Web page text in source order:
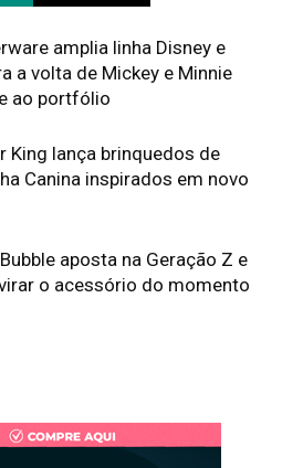
amplia linha Disney e
a volta de Mickey e Minnie
ao portfólio
King lança brinquedos de
Canina inspirados em novo
aposta na Geração Z e
o acessório do momento